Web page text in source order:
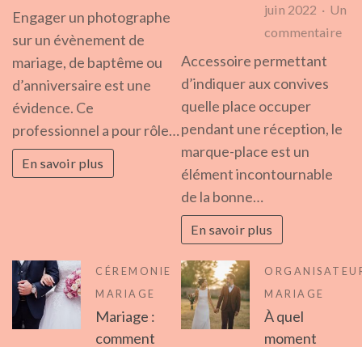
d’engager
un
photographe
durant
sa
grossesse
Engager un photographe
sur un évènement de
mariage, de baptême ou
d’anniversaire est une
évidence. Ce
professionnel a pour rôle…
En savoir plus
juin 2022
Un
commentairesur
?
Accessoire permettant
d’indiquer aux convives
quelle place occuper
pendant une réception, le
marque-place est un
élément incontournable
de la bonne…
En savoir plus
CÉREMONIE
MARIAGE
Mariage :
comment
MARIAGE
À quel
moment